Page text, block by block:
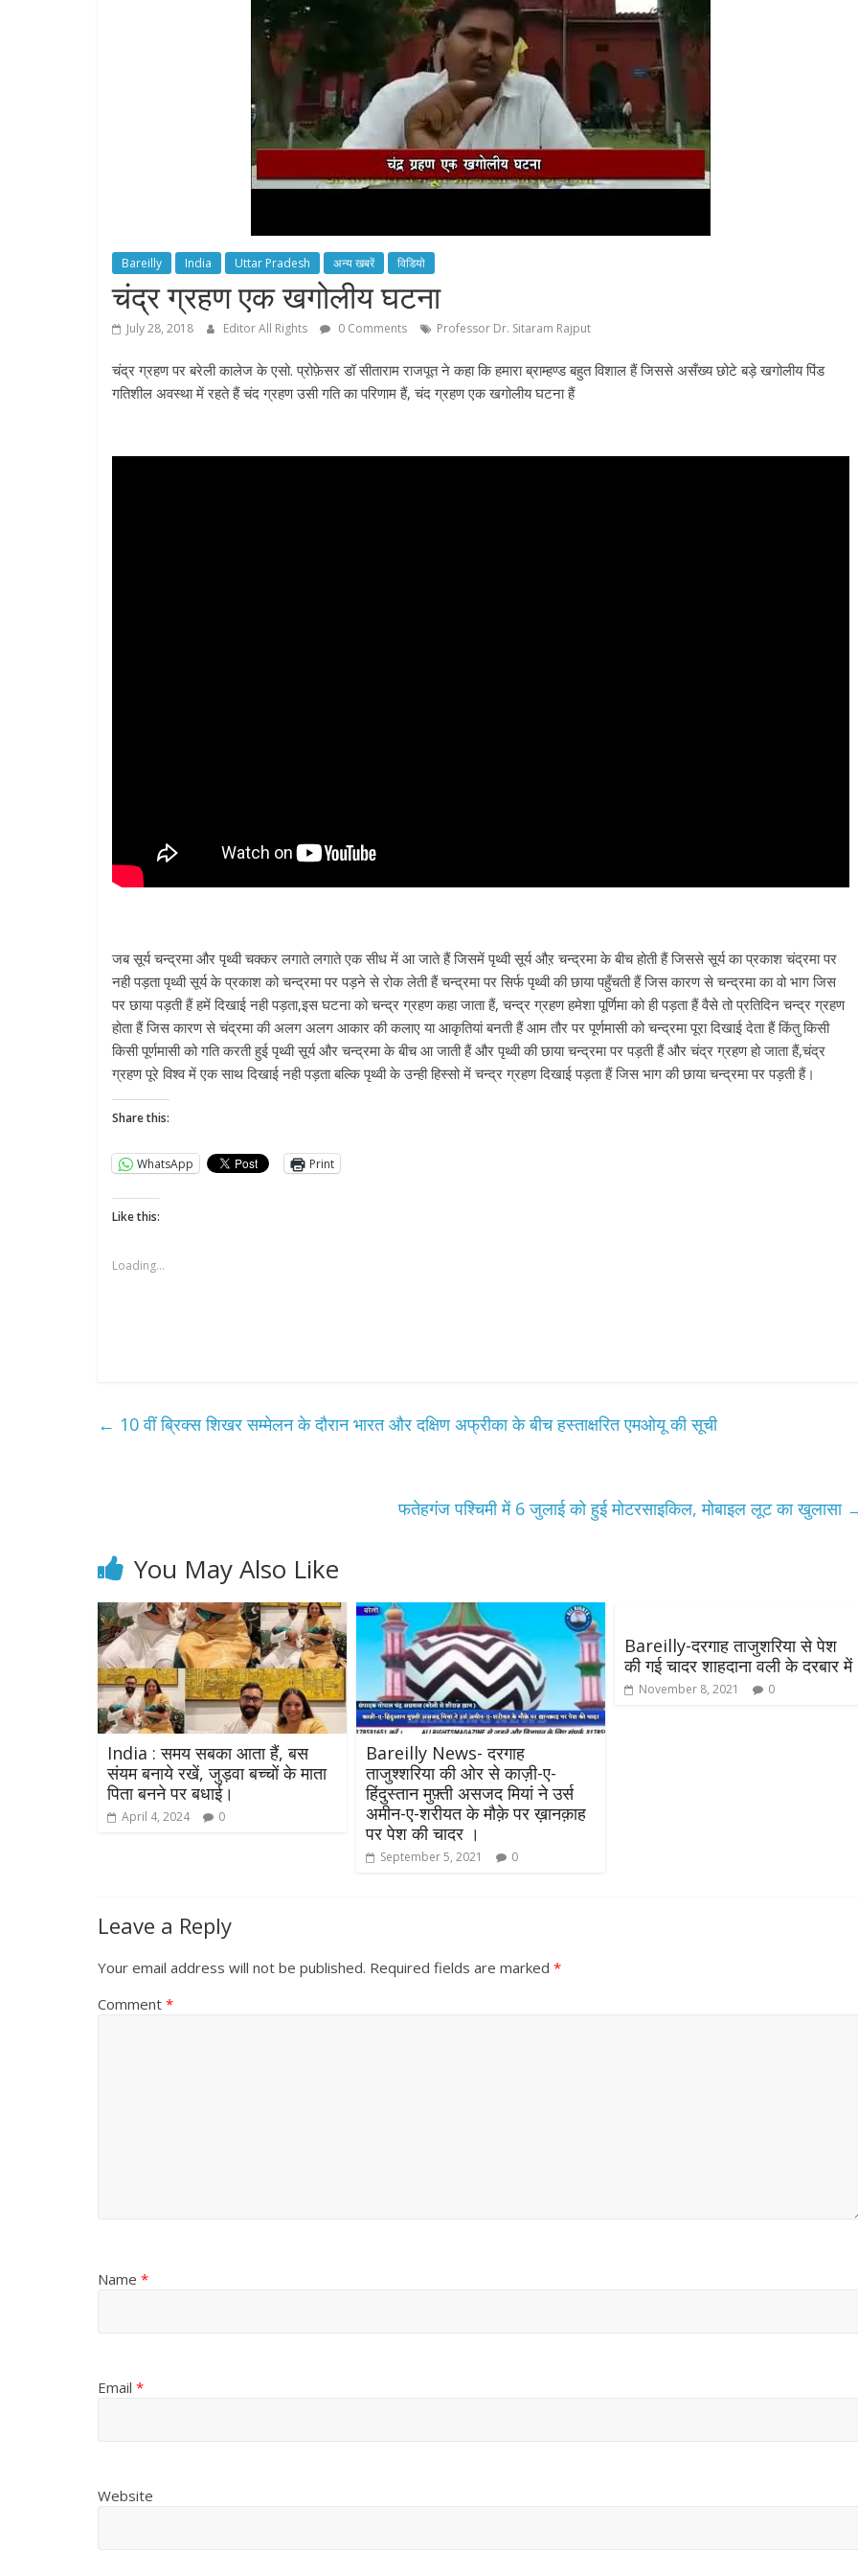
Bareilly India Uttar Pradesh अन्य खबरें विडियो
चंद्र ग्रहण एक खगोलीय घटना
July 28, 2018 Editor All Rights 0 Comments Professor Dr. Sitaram Rajput
चंद्र ग्रहण पर बरेली कालेज के एसो. प्रोफ़ेसर डॉ सीताराम राजपूत ने कहा कि हमारा ब्राम्हण्ड बहुत विशाल हैं जिससे असँख्य छोटे बड़े खगोलीय पिंड
गतिशील अवस्था में रहते हैं चंद ग्रहण उसी गति का परिणाम हैं, चंद ग्रहण एक खगोलीय घटना हैं
जब सूर्य चन्द्रमा और पृथ्वी चक्कर लगाते लगाते एक सीध में आ जाते हैं जिसमें पृथ्वी सूर्य औऱ चन्द्रमा के बीच होती हैं जिससे सूर्य का प्रकाश चंद्रमा पर
नही पड़ता पृथ्वी सूर्य के प्रकाश को चन्द्रमा पर पड़ने से रोक लेती हैं चन्द्रमा पर सिर्फ पृथ्वी की छाया पहुँचती हैं जिस कारण से चन्द्रमा का वो भाग जिस
पर छाया पड़ती हैं हमें दिखाई नही पड़ता,इस घटना को चन्द्र ग्रहण कहा जाता हैं, चन्द्र ग्रहण हमेशा पूर्णिमा को ही पड़ता हैं वैसे तो प्रतिदिन चन्द्र ग्रहण
होता हैं जिस कारण से चंद्रमा की अलग अलग आकार की कलाए या आकृतियां बनती हैं आम तौर पर पूर्णमासी को चन्द्रमा पूरा दिखाई देता हैं किंतु किसी
किसी पूर्णमासी को गति करती हुई पृथ्वी सूर्य और चन्द्रमा के बीच आ जाती हैं और पृथ्वी की छाया चन्द्रमा पर पड़ती हैं और चंद्र ग्रहण हो जाता हैं,चंद्र
ग्रहण पूरे विश्व में एक साथ दिखाई नही पड़ता बल्कि पृथ्वी के उन्ही हिस्सो में चन्द्र ग्रहण दिखाई पड़ता हैं जिस भाग की छाया चन्द्रमा पर पड़ती हैं।
Share this:
WhatsApp Print
Like this:
Loading...
← 10 वीं ब्रिक्स शिखर सम्मेलन के दौरान भारत और दक्षिण अफ्रीका के बीच हस्ताक्षरित एमओयू की सूची
फतेहगंज पश्चिमी में 6 जुलाई को हुई मोटरसाइकिल, मोबाइल लूट का खुलासा
You May Also Like
India : समय सबका आता हैं, बस
संयम बनाये रखें, जुड़वा बच्चों के माता
पिता बनने पर बधाई।
April 4, 2024 0
Bareilly News- दरगाह
ताजुश्शरिया की ओर से काज़ी-ए-
हिंदुस्तान मुफ़्ती असजद मियां ने उर्स
अमीन-ए-शरीयत के मौक़े पर ख़ानक़ाह
पर पेश की चादर ।
September 5, 2021 0
Bareilly-दरगाह ताजुशरिया से पेश
की गई चादर शाहदाना वली के दरबार में
November 8, 2021 0
Leave a Reply
Your email address will not be published. Required fields are marked *
Comment *
Name *
Email *
Website
Pradesh
राजनीति हॉट राजनीतिक